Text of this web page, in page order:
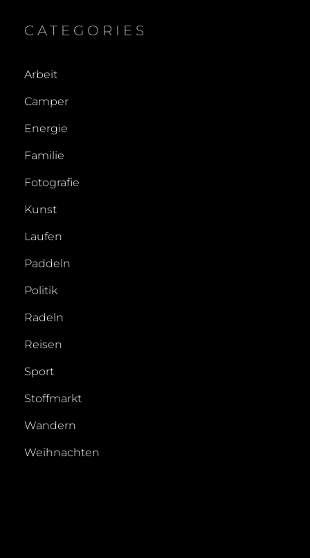
CATEGORIES
Arbeit
Camper
Energie
Familie
Fotografie
Kunst
Laufen
Paddeln
Politik
Radeln
Reisen
Sport
Stoffmarkt
Wandern
Weihnachten